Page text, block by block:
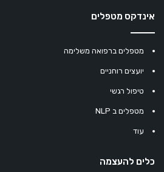
אינדקס מטפלים
מטפלים ברפואה משלימה
יועצים רוחניים
טיפול רגשי
מטפלים ב NLP
עוד
כלים להעצמה